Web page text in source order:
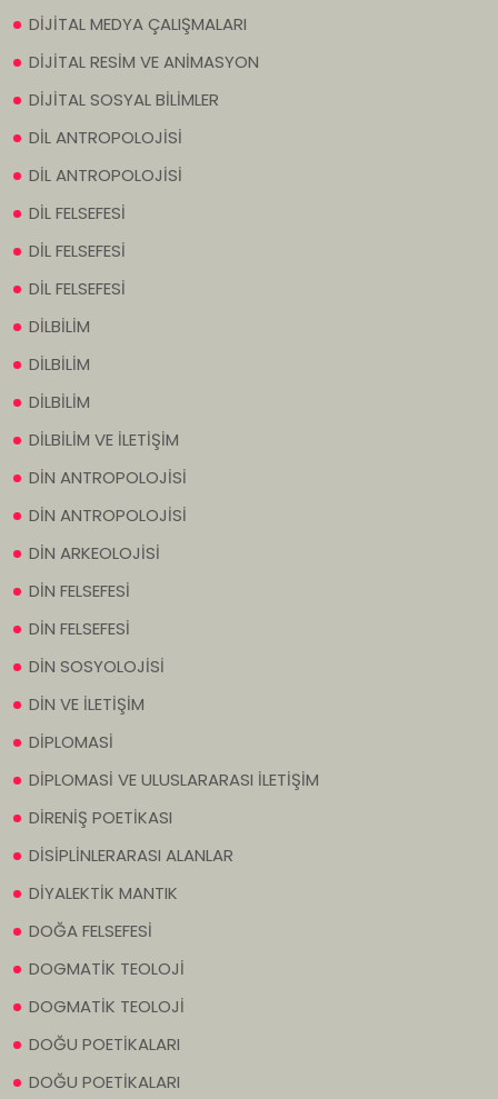
DİJİTAL MEDYA ÇALIŞMALARI
DİJİTAL RESİM VE ANİMASYON
DİJİTAL SOSYAL BİLİMLER
DİL ANTROPOLOJİSİ
DİL ANTROPOLOJİSİ
DİL FELSEFESİ
DİL FELSEFESİ
DİL FELSEFESİ
DİLBİLİM
DİLBİLİM
DİLBİLİM
DİLBİLİM VE İLETİŞİM
DİN ANTROPOLOJİSİ
DİN ANTROPOLOJİSİ
DİN ARKEOLOJİSİ
DİN FELSEFESİ
DİN FELSEFESİ
DİN SOSYOLOJİSİ
DİN VE İLETİŞİM
DİPLOMASİ
DİPLOMASİ VE ULUSLARARASI İLETİŞİM
DİRENİŞ POETİKASI
DİSİPLİNLERARASI ALANLAR
DİYALEKTİK MANTIK
DOĞA FELSEFESİ
DOGMATİK TEOLOJİ
DOGMATİK TEOLOJİ
DOĞU POETİKALARI
DOĞU POETİKALARI